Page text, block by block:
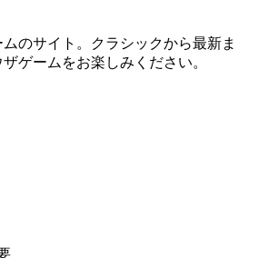
のサイト。クラシックから最新ま
ゲームをお楽しみください。